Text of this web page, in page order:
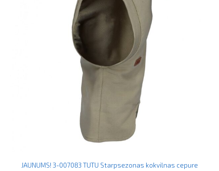
JAUNUMS! 3-007083 TUTU Starpsezonas kokvilnas cepure